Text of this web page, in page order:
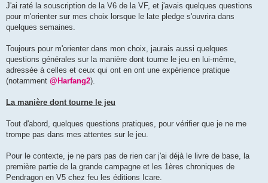
g
J'ai raté la souscription de la V6 de la VF, et j'avais quelques questions
pour m'orienter sur mes choix lorsque le late pledge s'ouvrira dans
quelques semaines.
Toujours pour m'orienter dans mon choix, jaurais aussi quelques
questions générales sur la manière dont tourne le jeu en lui-même,
adressée à celles et ceux qui ont en ont une expérience pratique
(notamment @Harfang2).
La manière dont tourne le jeu
Tout d'abord, quelques questions pratiques, pour vérifier que je ne me
trompe pas dans mes attentes sur le jeu.
Pour le contexte, je ne pars pas de rien car j'ai déjà le livre de base, la
première partie de la grande campagne et les 1ères chroniques de
Pendragon en V5 chez feu les éditions Icare.